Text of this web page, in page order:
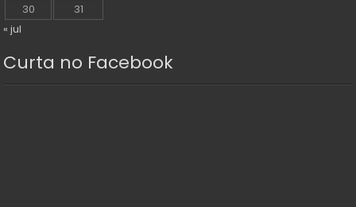
30
31
« jul
Curta no Facebook